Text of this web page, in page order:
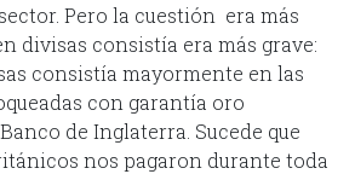
Pero la cuestión era más
divisas consistía era más grave:
consistía mayormente en las
con garantía oro
de Inglaterra. Sucede que
nos pagaron durante toda